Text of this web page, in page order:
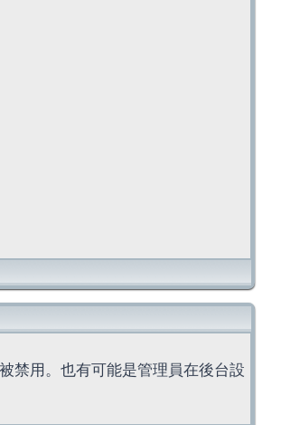
禁用。也有可能是管理員在後台設